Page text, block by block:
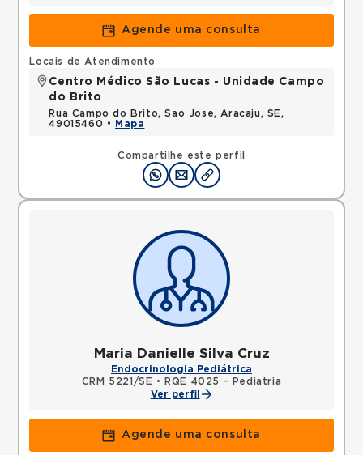
Agende uma consulta
Compartilhe este perfil
Locais de Atendimento
Centro Médico São Lucas - Unidade Campo
do Brito
Rua Campo do Brito, Sao Jose, Aracaju, SE,
49015460 •
Mapa
Maria Danielle Silva Cruz
Endocrinologia Pediátrica
CRM 5221/SE •
RQE 4025 - Pediatria
Ver perfil
Agende uma consulta